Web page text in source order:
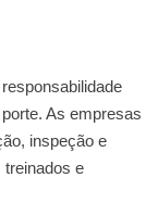
As empresas
inspeção e
treinados e